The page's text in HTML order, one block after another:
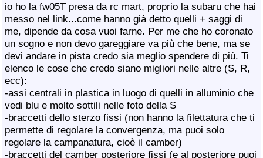
io ho la fw05T presa da rc mart, proprio la subaru che hai
messo nel link...come hanno già detto quelli + saggi di
me, dipende da cosa vuoi farne. Per me che ho coronato
un sogno e non devo gareggiare va più che bene, ma se
devi andare in pista credo sia meglio spendere di più. Ti
elenco le cose che credo siano migliori nelle altre (S, R,
ecc):
-assi centrali in plastica in luogo di quelli in alluminio che
vedi blu e molto sottili nelle foto della S
-braccetti dello sterzo fissi (non hanno la filettatura che ti
permette di regolare la convergenza, ma puoi solo
regolare la campanatura, cioè il camber)
-braccetti del camber posteriore fissi (e al posteriore puoi